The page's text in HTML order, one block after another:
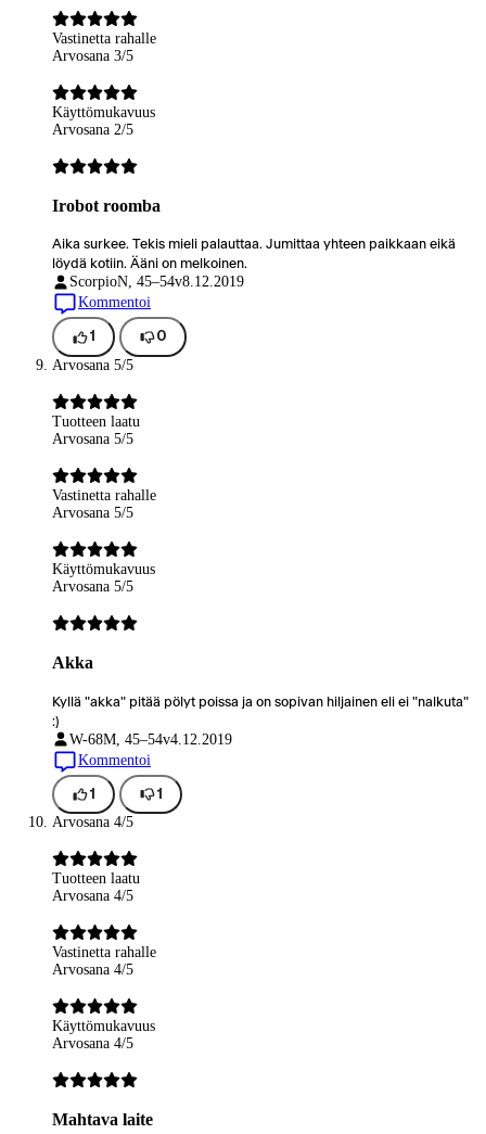
Vastinetta rahalle
Arvosana 3/5
Käyttömukavuus
Arvosana 2/5
Irobot roomba
Aika surkee. Tekis mieli palauttaa. Jumittaa yhteen paikkaan eikä
löydä kotiin. Ääni on melkoinen.
ScorpioN, 45–54v8.12.2019
Kommentoi
1 0
Arvosana 5/5
Tuotteen laatu
Arvosana 5/5
Vastinetta rahalle
Arvosana 5/5
Käyttömukavuus
Arvosana 5/5
Akka
Kyllä "akka" pitää pölyt poissa ja on sopivan hiljainen eli ei "nalkuta"
:)
W-68M, 45–54v4.12.2019
Kommentoi
1 1
Arvosana 4/5
Tuotteen laatu
Arvosana 4/5
Vastinetta rahalle
Arvosana 4/5
Käyttömukavuus
Arvosana 4/5
Mahtava laite